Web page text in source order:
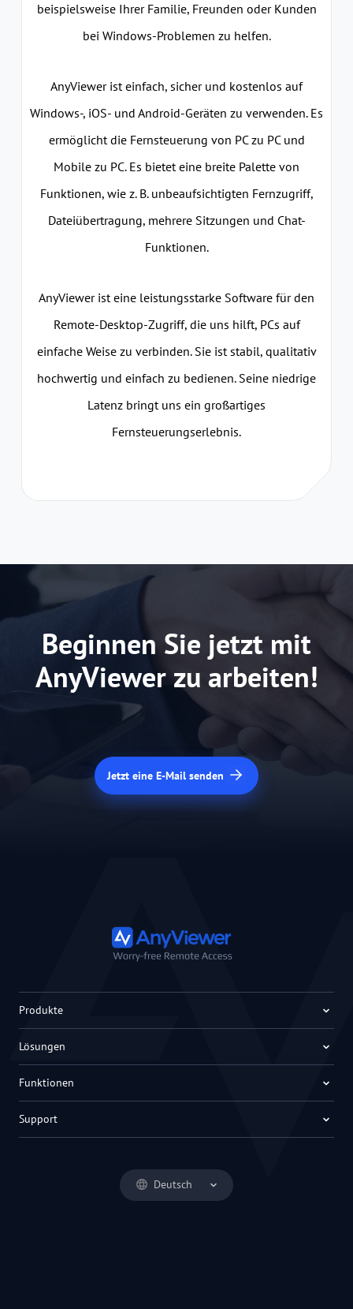
beispielsweise Ihrer Familie, Freunden oder Kunden
bei Windows-Problemen zu helfen.
AnyViewer ist einfach, sicher und kostenlos auf
Windows-, iOS- und Android-Geräten zu verwenden. Es
ermöglicht die Fernsteuerung von PC zu PC und
Mobile zu PC. Es bietet eine breite Palette von
Funktionen, wie z. B. unbeaufsichtigten Fernzugriff,
Dateiübertragung, mehrere Sitzungen und Chat-
Funktionen.
AnyViewer ist eine leistungsstarke Software für den
Remote-Desktop-Zugriff, die uns hilft, PCs auf
einfache Weise zu verbinden. Sie ist stabil, qualitativ
hochwertig und einfach zu bedienen. Seine niedrige
Latenz bringt uns ein großartiges
Fernsteuerungserlebnis.
Beginnen Sie jetzt mit
AnyViewer zu arbeiten!
Jetzt eine E-Mail senden
Deutsch
Produkte
Lösungen
Funktionen
Support